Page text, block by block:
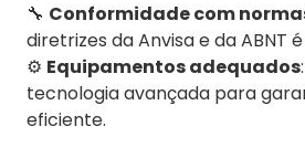
🔧 Conformidade com
diretrizes da Anvisa e da ABNT
⚙️ Equipamentos adequados
tecnologia avançada para
eficiente.